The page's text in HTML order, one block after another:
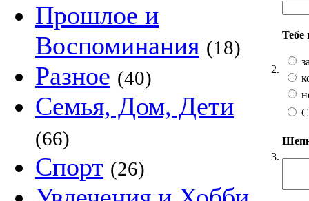
Прошлое и
Воспоминания (18)
Разное (40)
Семья, Дом, Дети
(66)
Спорт (26)
2.
Тебе
3.